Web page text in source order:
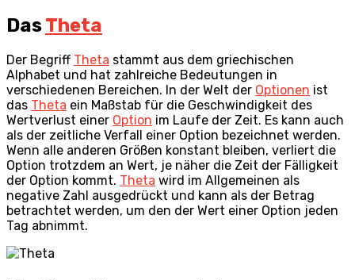
DasTheta
Der Begriff Theta stammt aus dem griechischen
Alphabet und hat zahlreiche Bedeutungen in
verschiedenen Bereichen. In der Welt der Optionen ist
das Theta ein Maßstab für die Geschwindigkeit des
Wertverlust einer Option im Laufe der Zeit. Es kann auch
als der zeitliche Verfall einer Option bezeichnet werden.
Wenn alle anderen Größen konstant bleiben, verliert die
Option trotzdem an Wert, je näher die Zeit der Fälligkeit
der Option kommt. Theta wird im Allgemeinen als
negative Zahl ausgedrückt und kann als der Betrag
betrachtet werden, um den der Wert einer Option jeden
Tag abnimmt.